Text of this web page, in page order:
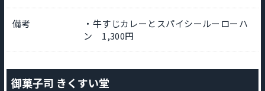
備考
・牛すじカレーとスパイシールーローハ
ン 1,300円
御菓子司 きくすい堂